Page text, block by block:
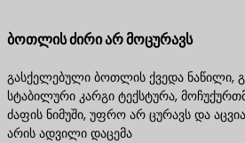
ბოთლის ძირი არ მოცურავს
გასქელებული ბოთლის ქვედა ნაწილი,
სტაბილური კარგი ტექსტურა,
ძაფის ნიმუში, უფრო არ ცურავს და
არის ადვილი დაცემა